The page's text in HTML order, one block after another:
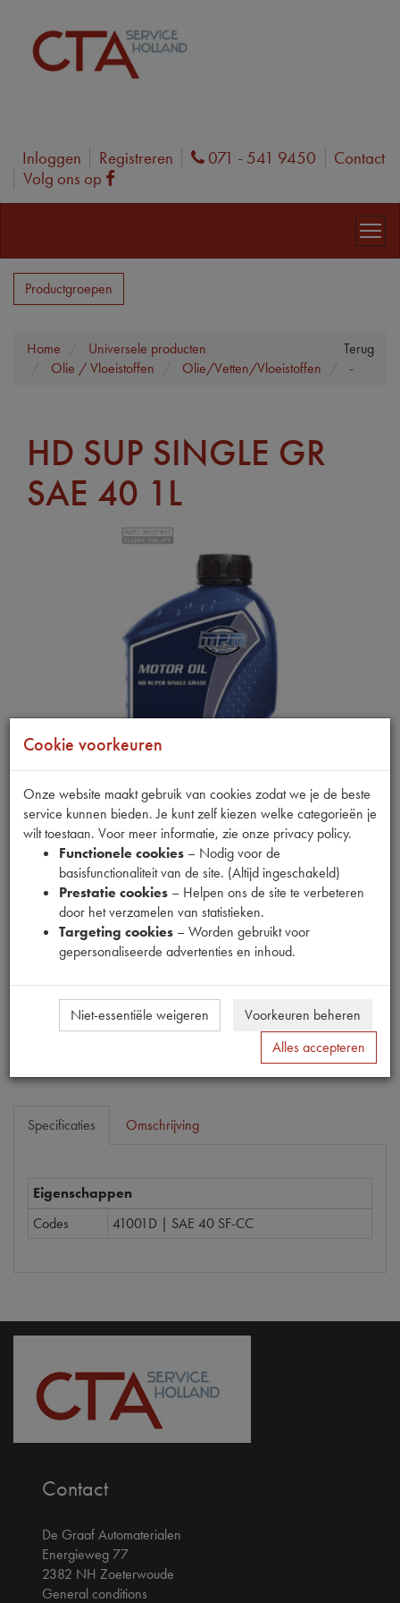
Inloggen Registreren Phone
071 - 541 9450
Contact
Volg ons op
Facebook
Productgroepen
Terug
Home
Universele producten
Olie / Vloeistoffen
Olie/Vetten/Vloeistoffen -
HD SUP SINGLE GR
SAE 40 1L
Productnummer
1913121
Prijs
60
Dit product kan op dit moment niet besteld worden
Mail ons
Specificaties Omschrijving
Eigenschappen
Codes
41001D | SAE 40 SF-CC
Contact
De Graaf Automaterialen
Energieweg 77
2382 NH Zoeterwoude
General conditions
Cookie voorkeuren
Onze website maakt gebruik van cookies zodat we je de beste
service kunnen bieden. Je kunt zelf kiezen welke categorieën je
wilt toestaan. Voor meer informatie, zie onze privacy policy.
Functionele cookies – Nodig voor de
basisfunctionaliteit van de site. (Altijd ingeschakeld)
Prestatie cookies – Helpen ons de site te verbeteren
door het verzamelen van statistieken.
Targeting cookies – Worden gebruikt voor
gepersonaliseerde advertenties en inhoud.
Niet-essentiële weigeren
Voorkeuren beheren
Alles accepteren